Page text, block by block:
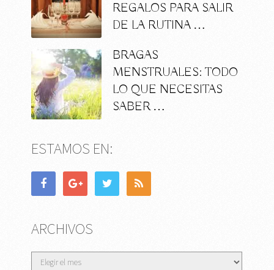
REGALOS PARA SALIR
DE LA RUTINA …
BRAGAS
MENSTRUALES: TODO
LO QUE NECESITAS
SABER …
ESTAMOS EN:
ARCHIVOS
Archivos